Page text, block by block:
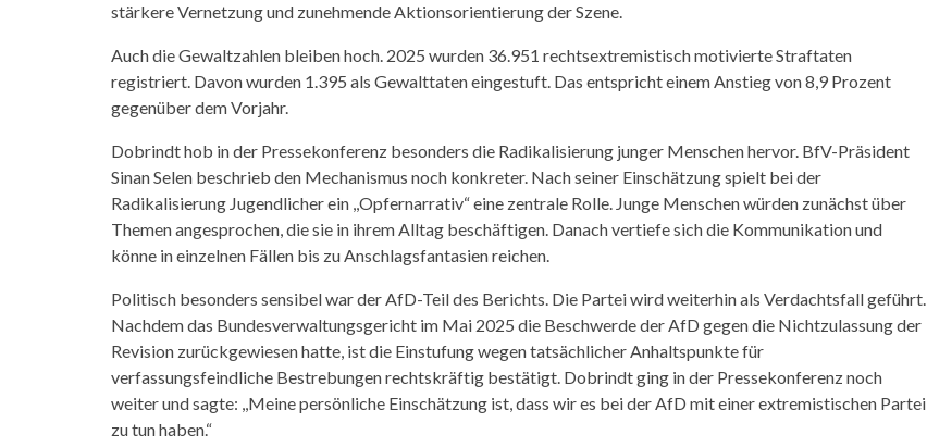
stärkere Vernetzung und zunehmende Aktionsorientierung der Szene.
Auch die Gewaltzahlen bleiben hoch. 2025 wurden 36.951 rechtsextremistisch motivierte Straftaten
registriert. Davon wurden 1.395 als Gewalttaten eingestuft. Das entspricht einem Anstieg von 8,9 Prozent
gegenüber dem Vorjahr.
Dobrindt hob in der Pressekonferenz besonders die Radikalisierung junger Menschen hervor. BfV-Präsident
Sinan Selen beschrieb den Mechanismus noch konkreter. Nach seiner Einschätzung spielt bei der
Radikalisierung Jugendlicher ein ,,Opfernarrativ“ eine zentrale Rolle. Junge Menschen würden zunächst über
Themen angesprochen, die sie in ihrem Alltag beschäftigen. Danach vertiefe sich die Kommunikation und
könne in einzelnen Fällen bis zu Anschlagsfantasien reichen.
Politisch besonders sensibel war der AfD-Teil des Berichts. Die Partei wird weiterhin als Verdachtsfall geführt.
Nachdem das Bundesverwaltungsgericht im Mai 2025 die Beschwerde der AfD gegen die Nichtzulassung der
Revision zurückgewiesen hatte, ist die Einstufung wegen tatsächlicher Anhaltspunkte für
verfassungsfeindliche Bestrebungen rechtskräftig bestätigt. Dobrindt ging in der Pressekonferenz noch
weiter und sagte: ,,Meine persönliche Einschätzung ist, dass wir es bei der AfD mit einer extremistischen Partei
zu tun haben.“